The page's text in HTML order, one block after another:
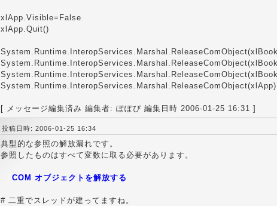
xlApp.Visible=False
xlApp.Quit()
System.Runtime.InteropServices.Marshal.ReleaseComObject(xlApp)
[ メッセージ編集済み 編集者: ぽぽぴ 編集日時 2006-01-25 16:31 ]
投稿日時: 2006-01-25 16:34
典型的な参照の解放漏れです。
参照したものはすべて変数に取る必要があります。
COM オブジェクトを解放する
# 二重でスレッドが建ってますね。